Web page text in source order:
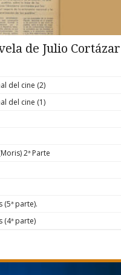
de Julio Cortázar
del cine (2)
del cine (1)
2ª Parte
parte).
(4ª parte)